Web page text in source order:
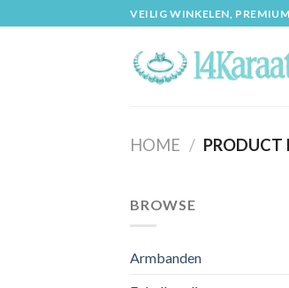
to
VEILIG WINKELEN,
HOME / PRODUCT
BROWSE
Armbanden